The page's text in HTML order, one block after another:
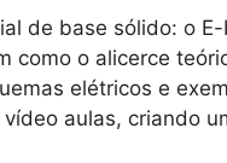
de base sólido: o
como o alicerce
elétricos e
aulas, criando